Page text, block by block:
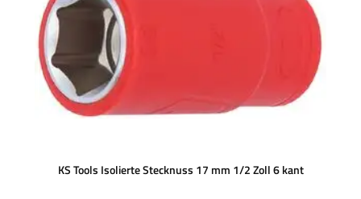
KS Tools Isolierte Stecknuss 17 mm 1/2 Zoll 6 kant